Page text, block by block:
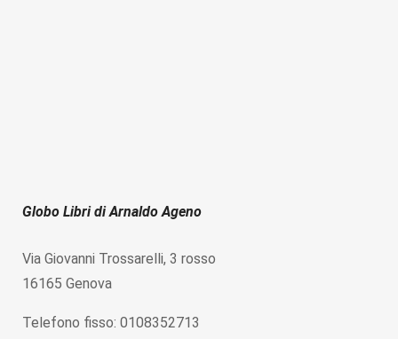
Globo Libri di Arnaldo Ageno
Via Giovanni Trossarelli, 3 rosso
16165 Genova
Telefono fisso: 0108352713